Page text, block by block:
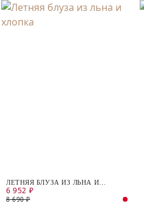
ЛЕТНЯЯ БЛУЗА ИЗ ЛЬНА И
ХЛОПКА
6 952 ₽
8 690 ₽